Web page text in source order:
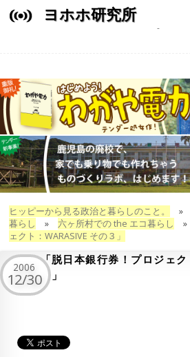
ヨホホ研究所
ヒッピーから見る政治と暮らしのこと。 »
暮らし » 六ヶ所村での the エコ暮らし »
ェクト：WARASIVE その３」
「脱日本銀行券！プロジェ
３」
2006
12/30